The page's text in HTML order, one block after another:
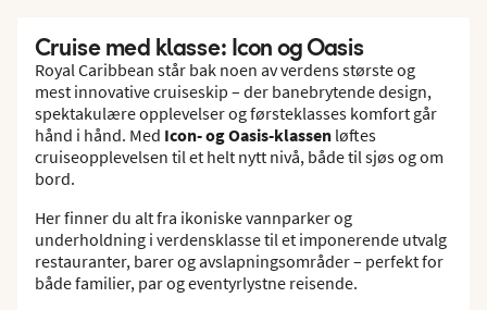
Cruise med klasse: Icon og Oasis
Royal Caribbean står bak noen av verdens største og
mest innovative cruiseskip – der banebrytende design,
spektakulære opplevelser og førsteklasses komfort går
hånd i hånd. Med Icon- og Oasis-klassen løftes
cruiseopplevelsen til et helt nytt nivå, både til sjøs og om
bord.
Her finner du alt fra ikoniske vannparker og
underholdning i verdensklasse til et imponerende utvalg
restauranter, barer og avslapningsområder – perfekt for
både familier, par og eventyrlystne reisende.